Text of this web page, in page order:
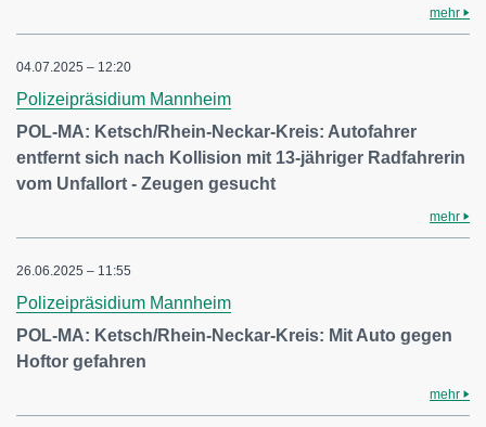
mehr
04.07.2025 – 12:20
Polizeipräsidium Mannheim
POL-MA: Ketsch/Rhein-Neckar-Kreis: Autofahrer
entfernt sich nach Kollision mit 13-jähriger Radfahrerin
vom Unfallort - Zeugen gesucht
mehr
26.06.2025 – 11:55
Polizeipräsidium Mannheim
POL-MA: Ketsch/Rhein-Neckar-Kreis: Mit Auto gegen
Hoftor gefahren
mehr